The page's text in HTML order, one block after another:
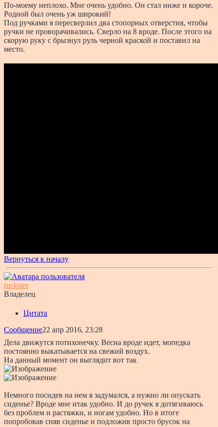
По-моему неплохо. Мне очень удобно. Он стал ниже и короче.
Родной был очень уж широкий!
Под ручками я пересверлил два стопорных отверстия, чтобы
ручки не проворачивались. Сверло на 8 вроде. После этого на
скорую руку с брызнул руль черной краской и поставил на
место.
Вернуться к началу
ruckster
Владелец
Цитата
Сообщение22 апр 2016, 23:28
Дела движутся потихонечку. Весна вроде идет, мопедка
постоянно выкатывается на свежий воздух.
На данный момент он выглядит вот так
Немного посидев на нем я задумался, а нужно ли опускать
сиденье? Вроде мне итак удобно. И до ручек я дотягиваюсь
без проблем и растяжки, и ногам удобно. Но в итоге
попробовав сняв сиденье и подложив просто брусок на